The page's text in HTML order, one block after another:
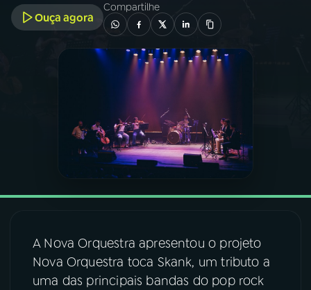
PROGRAMAS
PODCASTS
07ÚLTIMAS
Ouça agora
Compartilhe
A Nova Orquestra apresentou o projeto
Nova Orquestra toca Skank, um tributo a
uma das principais bandas do pop rock